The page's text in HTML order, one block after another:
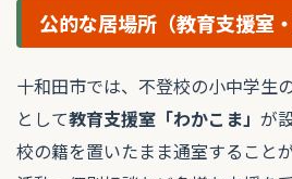
公的な居場所（教育支援室
十和田市では、不登校の小中学生
として教育支援室「わかこま」 が
校の籍を置いたまま通室すること